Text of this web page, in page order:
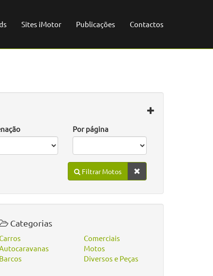
Sites iMotor Publicações Contactos
Por página
Filtrar Motos
Categorias
Barcos
Comerciais
Motos
Diversos e Peças